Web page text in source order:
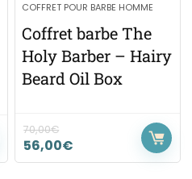
COFFRET POUR BARBE HOMME
Coffret barbe The
Holy Barber – Hairy
Beard Oil Box
70,00€
56,00€